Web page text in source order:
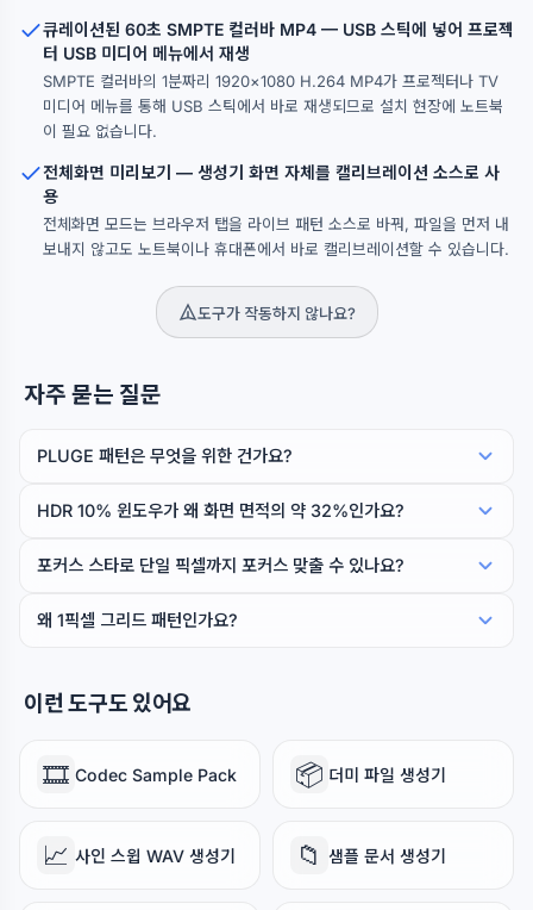
큐레이션된 60초 SMPTE 컬러바 MP4 — USB 스틱에 넣어 프로젝
터 USB 미디어 메뉴에서 재생
SMPTE 컬러바의 1분짜리 1920×1080 H.264 MP4가 프로젝터나 TV
미디어 메뉴를 통해 USB 스틱에서 바로 재생되므로 설치 현장에 노트북
이 필요 없습니다.
전체화면 미리보기 — 생성기 화면 자체를 캘리브레이션 소스로 사
용
전체화면 모드는 브라우저 탭을 라이브 패턴 소스로 바꿔, 파일을 먼저 내
보내지 않고도 노트북이나 휴대폰에서 바로 캘리브레이션할 수 있습니다.
도구가 작동하지 않나요?
자주 묻는 질문
PLUGE 패턴은 무엇을 위한 건가요?
HDR 10% 윈도우가 왜 화면 면적의 약 32%인가요?
포커스 스타로 단일 픽셀까지 포커스 맞출 수 있나요?
왜 1픽셀 그리드 패턴인가요?
이런 도구도 있어요
🎞️ Codec Sample Pack 📦 더미 파일 생성기
📈 사인 스윕 WAV 생성기 📁 샘플 문서 생성기